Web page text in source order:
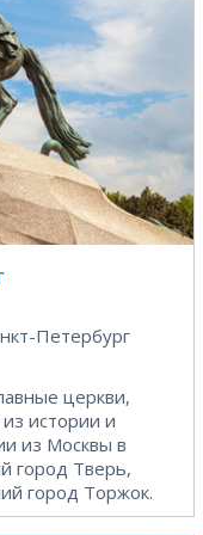
Петербург
церкви,
истории и
из Москвы в
город Тверь,
город Торжок.